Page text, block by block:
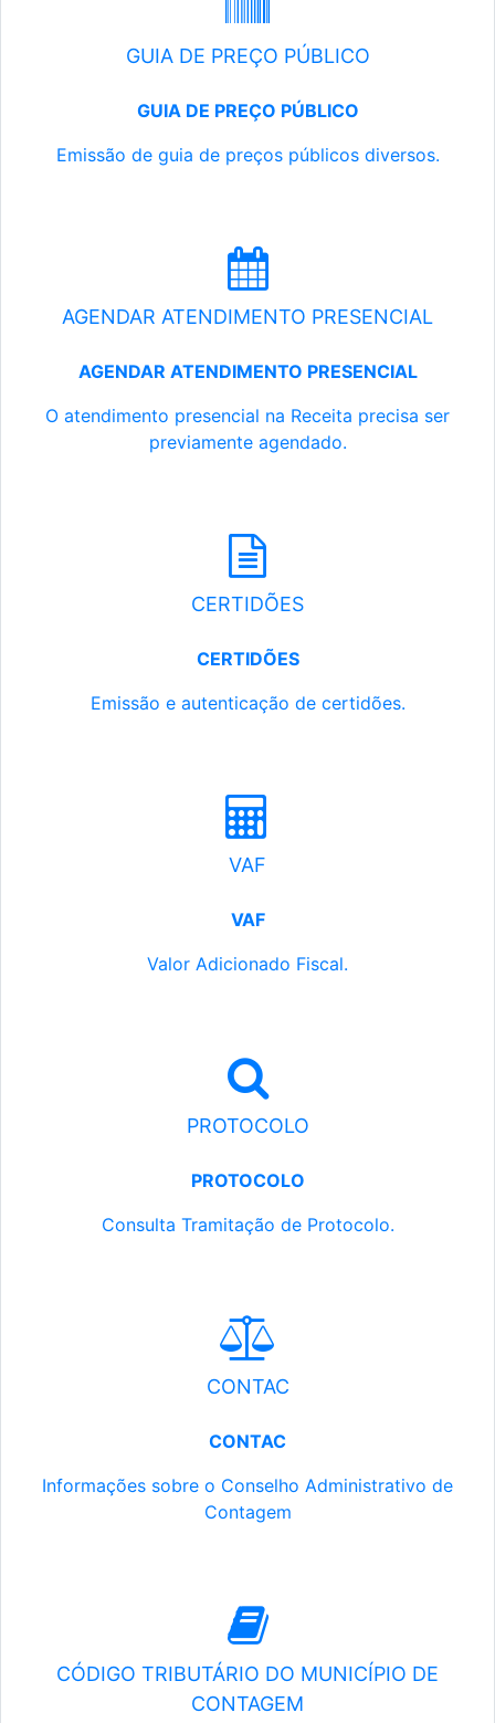
GUIA DE PREÇO PÚBLICO
GUIA DE PREÇO PÚBLICO
Emissão de guia de preços públicos diversos.
AGENDAR ATENDIMENTO PRESENCIAL
AGENDAR ATENDIMENTO PRESENCIAL
O atendimento presencial na Receita precisa ser
previamente agendado.
CERTIDÕES
CERTIDÕES
Emissão e autenticação de certidões.
VAF
VAF
Valor Adicionado Fiscal.
PROTOCOLO
PROTOCOLO
Consulta Tramitação de Protocolo.
CONTAC
CONTAC
Informações sobre o Conselho Administrativo de
Contagem
CÓDIGO TRIBUTÁRIO DO MUNICÍPIO DE
CONTAGEM